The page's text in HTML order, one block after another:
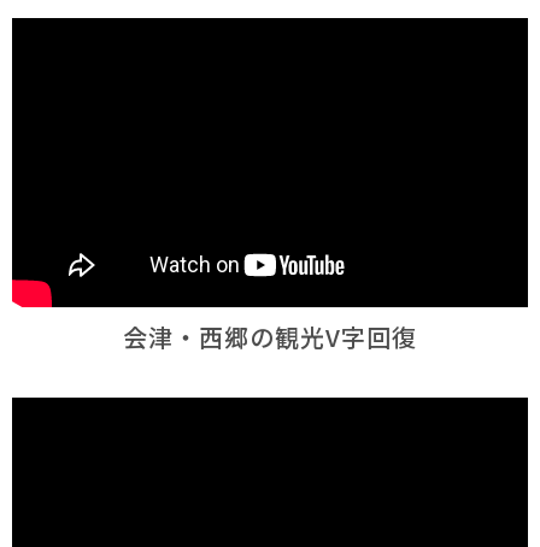
会津・西郷の観光V字回復